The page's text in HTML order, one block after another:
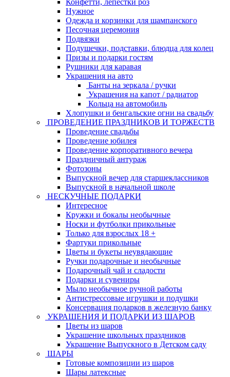
Конфетти, лепестки роз
Нужное
Одежда и корзинки для шампанского
Песочная церемония
Подвязки
Подушечки, подставки, блюдца для колец
Призы и подарки гостям
Рушники для каравая
Украшения на авто
Банты на зеркала / ручки
Украшения на капот / радиатор
Кольца на автомобиль
Хлопушки и бенгальские огни на свадьбу
ПРОВЕДЕНИЕ ПРАЗДНИКОВ И ТОРЖЕСТВ
Проведение свадьбы
Проведение юбилея
Проведение корпоративного вечера
Праздничный антураж
Фотозоны
Выпускной вечер для старшеклассников
Выпускной в начальной школе
НЕСКУЧНЫЕ ПОДАРКИ
Интересное
Кружки и бокалы необычные
Носки и футболки прикольные
Только для взрослых 18 +
Фартуки прикольные
Цветы и букеты неувядающие
Ручки подарочные и необычные
Подарочный чай и сладости
Подарки и сувениры
Мыло необычное ручной работы
Антистрессовые игрушки и подушки
Консервация подарков в железную банку
УКРАШЕНИЯ И ПОДАРКИ ИЗ ШАРОВ
Цветы из шаров
Украшение школьных праздников
Украшение Выпускного в Детском саду
ШАРЫ
Готовые композиции из шаров
Шары латексные